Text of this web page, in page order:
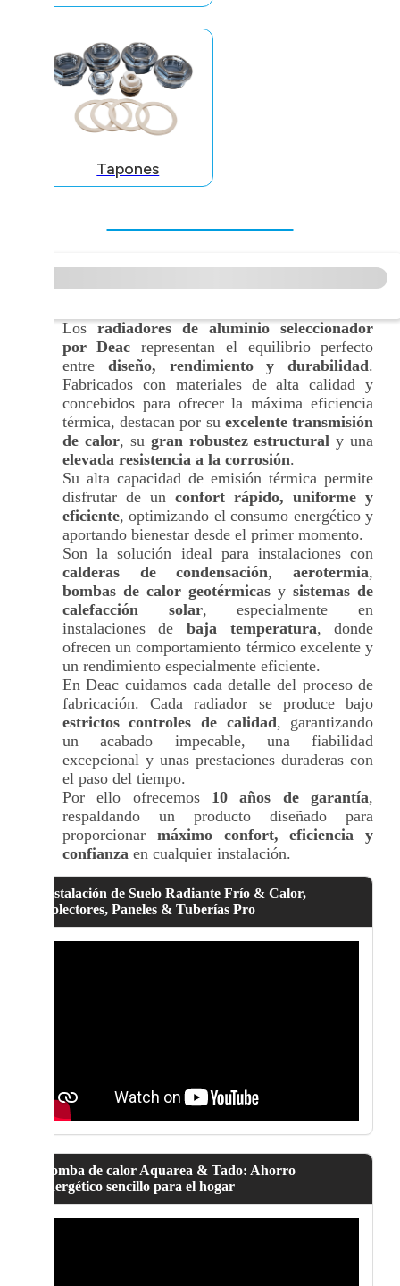
Tapones
Los radiadores de aluminio seleccionador
por Deac representan el equilibrio perfecto
entre diseño, rendimiento y durabilidad.
Fabricados con materiales de alta calidad y
concebidos para ofrecer la máxima eficiencia
térmica, destacan por suexcelente transmisión
de calor, su gran robustez estructural y una
elevada resistencia a la corrosión.
Su alta capacidad de emisión térmica permite
disfrutar de un confort rápido, uniforme y
eficiente, optimizando el consumo energético y
aportando bienestar desde el primer momento.
Son la solución ideal para instalaciones con
calderas de condensación,aerotermia,
bombas de calor geotérmicas ysistemas de
calefacción solar, especialmente en
instalaciones de baja temperatura, donde
ofrecen un comportamiento térmico excelente y
un rendimiento especialmente eficiente.
En Deac cuidamos cada detalle del proceso de
fabricación. Cada radiador se produce bajo
estrictos controles de calidad, garantizando
un acabado impecable, una fiabilidad
excepcional y unas prestaciones duraderas con
el paso del tiempo.
Por ello ofrecemos 10 años de garantía,
respaldando un producto diseñado para
proporcionar máximo confort, eficiencia y
confianzaen cualquier instalación.
Instalación de Suelo Radiante Frío & Calor,
Colectores, Paneles & Tuberías Pro
Bomba de calor Aquarea & Tado: Ahorro
energético sencillo para el hogar